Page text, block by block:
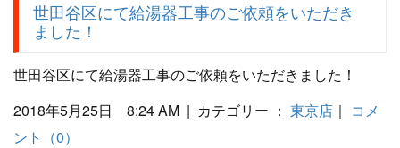
世田谷区にて給湯器工事のご依頼をいただき
ました！
世田谷区にて給湯器工事のご依頼をいただきました！
2018年5月25日 8:24 AM | カテゴリー ： 東京店 ｜ コメ
ント（0）